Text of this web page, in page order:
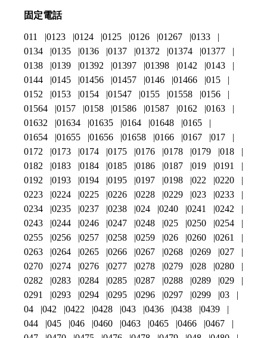
固定電話
011 0123 0124 0125 0126 01267
0133
0134
0135 0136 0137 01372 01374
01377
0138
0139 01392 01397 01398 0142
0143
0144
0145 01456 01457 0146 01466
015
0152
0153 0154 01547 0155 01558
0156
01564
0157 0158 01586 01587 0162
0163
01632
01634 01635 0164 01648
0165
01654
01655 01656 01658 0166 0167
017
0172
0173 0174 0175 0176 0178 0179
018
0182
0183 0184 0185 0186 0187 019
0191
0192
0193 0194 0195 0197 0198 022
0220
0223
0224 0225 0226 0228 0229 023
0233
0234
0235 0237 0238 024 0240 0241
0242
0243
0244 0246 0247 0248 025 0250
0254
0255
0256 0257 0258 0259 026 0260
0261
0263
0264 0265 0266 0267 0268 0269
027
0270
0274 0276 0277 0278 0279 028
0280
0282
0283 0284 0285 0287 0288 0289
029
0291
0293 0294 0295 0296 0297 0299
03
04
042 0422 0428 043 0436 0438
0439
044
045 046 0460 0463 0465 0466
0467